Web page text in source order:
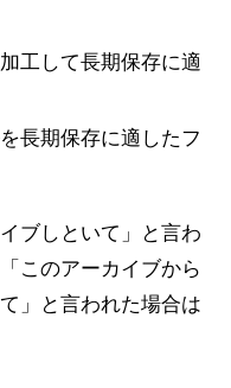
工して長期保存に適
長期保存に適したフ
ブしといて」と言わ
このアーカイブから
」と言われた場合は